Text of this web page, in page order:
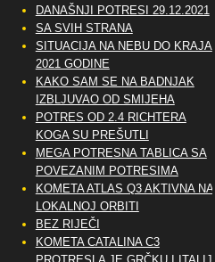
DANAŠNJI POTRESI 29.12.2021
SA SVIH STRANA
SITUACIJA NA NEBU DO KRAJA
2021 GODINE
KAKO SAM SE NA BADNJAK
IZBLJUVAO OD SMIJEHA
POTRES OD 2.4 RICHTERA
KOGA SU PREŠUTLI
MEGA POTRESNA TABLICA SA
POVEZANIM POTRESIMA
KOMETA ATLAS Q3 AKTIVNA NA
LOKALNOJ ORBITI
BEZ RIJEČI
KOMETA CATALINA C3